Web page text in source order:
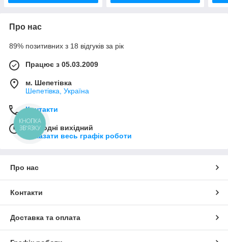
Про нас
89% позитивних з 18 відгуків за рік
Працює з 05.03.2009
м. Шепетівка
Шепетівка, Україна
Контакти
Сьогодні вихідний
Показати весь графік роботи
Про нас
Контакти
Доставка та оплата
КНОПКА
ЗВ'ЯЗКУ